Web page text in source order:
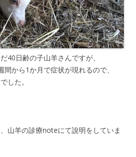
40日齢の子山羊さんですが、
から1か月で症状が現れるので、
した。
山羊の診療noteにて說明をしていま